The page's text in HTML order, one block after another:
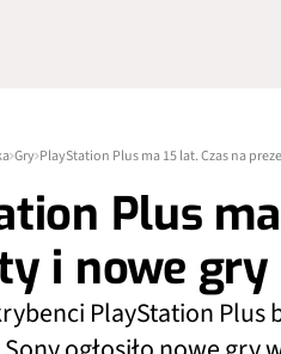
Gry PlayStation Plus ma 15 lat. Czas na
Plus
i nowe gry
PlayStation